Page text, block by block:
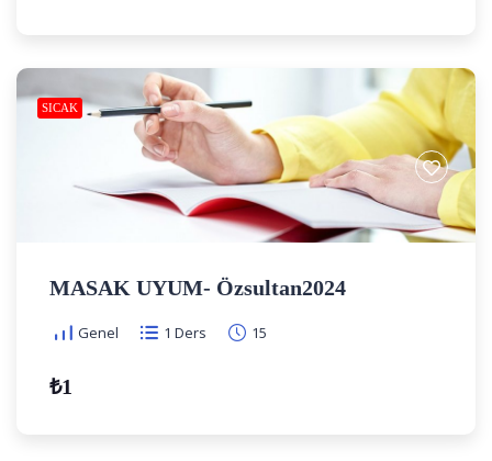
SICAK
MASAK UYUM- Özsultan2024
Genel 1 Ders 15
₺1